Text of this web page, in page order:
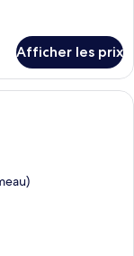
Afficher les prix
en bois avec une table